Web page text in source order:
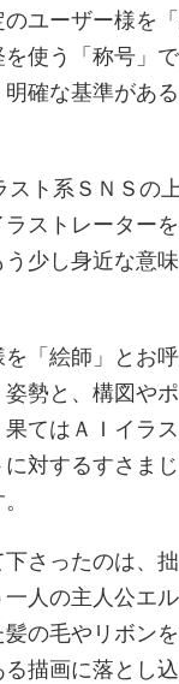
ユーザー様を
使う「称号」
確な基準があ
ト系ＳＮＳの
ストレーター
少し身近な意
「絵師」とお
勢と、構図や
てはＡＩイラ
に対するすさま
さったのは、
一人の主人公エ
の毛やリボン
描画に落とし